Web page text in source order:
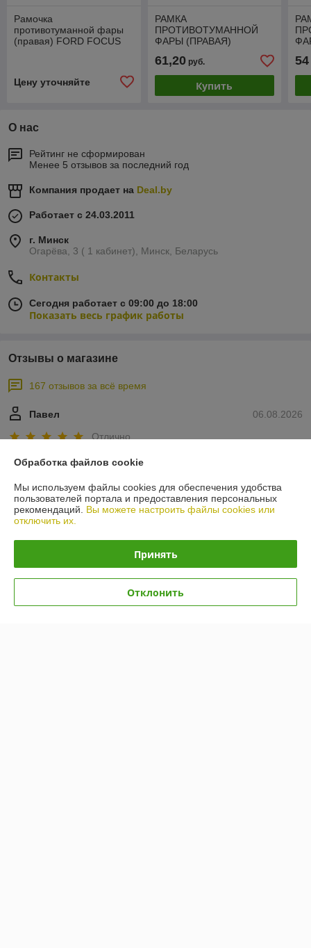
Рамочка
противотуманной фары
(правая) FORD FOCUS
Цену уточняйте
РАМКА
ПРОТИВОТУМАННОЙ
ФАРЫ (ПРАВАЯ)
2008-2012, GTI,
PVW99032CAR(K)
61,20руб.
Купить
54
О нас
Рейтинг не сформирован
Менее 5 отзывов за последний год
Компания продает на Deal.by
Работает с 24.03.2011
г. Минск
Огарёва, 3 ( 1 кабинет), Минск, Беларусь
Контакты
Сегодня работает с 09:00 до 18:00
Показать весь график работы
Отзывы о магазине
167 отзывов за всё время
06.08.2026
Павел
Отлично
Сделка подтверждена через корзину
22.07.2026
Антон
Вежливый продавец,хорошо проконсультировал по поводу
доставки.Остался под хорошим впечатлением)
Сделка подтверждена через корзину
Обработка файлов cookie
Мы используем файлы cookies для обеспечения удобства
пользователей портала и предоставления персональных
рекомендаций. Вы можете настроить файлы cookies или
отключить их.
Принять
Отклонить